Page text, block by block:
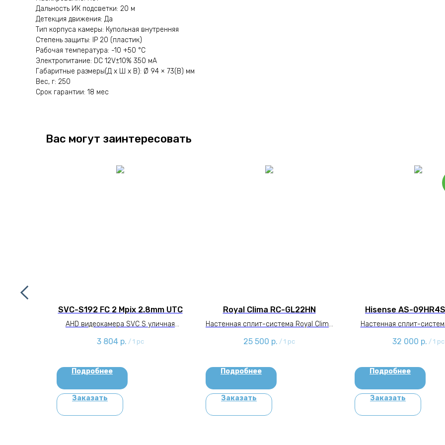
Дальность ИК подсветки: 20 м
Детекция движения: Да
Тип корпуса камеры: Купольная внутренняя
Степень защиты: IP 20 (пластик)
Рабочая температура: -10 +50 °C
Электропитание: DC 12V±10% 350 мА
Габаритные размеры(Д x Ш x В): Ø 94 × 73(В) мм
Вес, г: 250
Срок гарантии: 18 мес
Вас могут заинтересовать
SVC-S192 FC 2 Mpix 2.8mm UTC
AHD видеокамера SVC S уличная
3 804 р. / 1 pc
Подробнее
Заказать
Royal Clima RC-GL22HN
Настенная сплит-система Royal Clima
25 500 р. / 1 pc
Подробнее
Заказать
Hisense AS-
Настенная сплит-
32 000 р. / 1 pc
Подробнее
Заказать